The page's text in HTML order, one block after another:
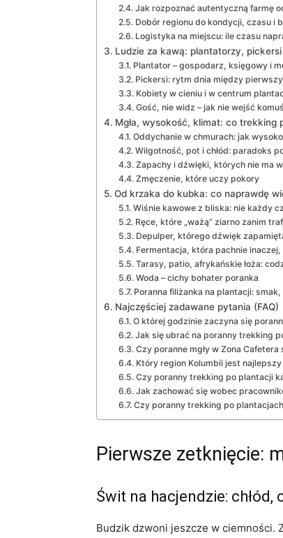
Jak rozpoznać autentyczną farmę
Dobór regionu do kondycji, czasu i
Logistyka na miejscu: ile czasu
Ludzie za kawą: plantatorzy,
Plantator – gospodarz, księgowy i
Pickersi: rytm dnia między
Kobiety w cieniu i w centrum
Gość, nie widz – jak nie wejść
Mgła, wysokość, klimat: co trekking
Oddychanie w chmurach: jak
Wilgotność, pot i chłód: paradoks
Zapachy i dźwięki, których nie ma
Zmęczenie, które uczy pokory
Od krzaka do kubka: co naprawdę
Wiśnie kawowe z bliska: nie każdy
Ręce, które „ważą” ziarno zanim
Depulper, którego dźwięk
Fermentacja, która pachnie
Tarasy, patio, afrykańskie łoża:
Woda – cichy bohater poranka
Poranna filiżanka na plantacji:
Najczęściej zadawane pytania (FAQ)
O której godzinie zaczyna się
Jak się ubrać na poranny trekking
Czy poranne mgły w Zona
Który region Kolumbii jest
Czy poranny trekking po plantacji
Jak zachować się wobec
Czy poranny trekking po
Pierwsze zetknięcie:
Świt na hacjendzie: chłód,
Budzik dzwoni jeszcze w ciemności.